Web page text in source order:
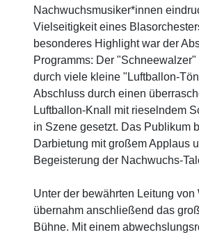
Nachwuchsmusiker*innen
Vielseitigkeit eines
besonderes Highlight war der
Programms: Der "Schneewalzer"
durch viele kleine "Luftballon-
Abschluss durch einen
Luftballon-Knall mit rieselndem
in Szene gesetzt. Das Publikum
Darbietung mit großem Applaus
Begeisterung der Nachwuchs-
Unter der bewährten Leitung
übernahm anschließend das
Bühne. Mit einem